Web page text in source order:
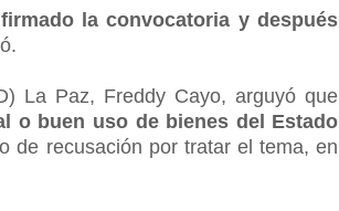
la convocatoria y después
La Paz, Freddy Cayo, arguyó que
o buen uso de bienes del Estado
de recusación por tratar el tema, en